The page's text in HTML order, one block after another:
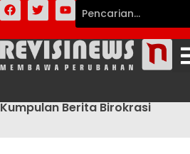
Kumpulan Berita Birokrasi